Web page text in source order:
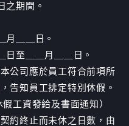
之期間。
月＿＿日。
日至＿＿月＿＿日。
公司應於員工符合前項所
告知員工排定特別休假。
工資發給及書面通知）
約終止而未休之日數，由